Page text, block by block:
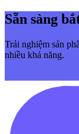
Sẵn sàng
Trải nghiệm sản
nhiều khả năng.